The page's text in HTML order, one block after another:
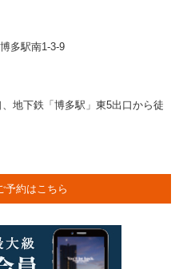
多駅南1-3-9
地下鉄「博多駅」東5出口から徒
予約はこちら